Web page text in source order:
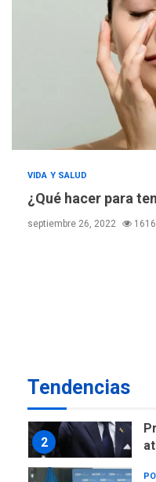
VIDA Y SALUD
¿Qué hacer para
septiembre 26, 2022 1616
Tendencias
2